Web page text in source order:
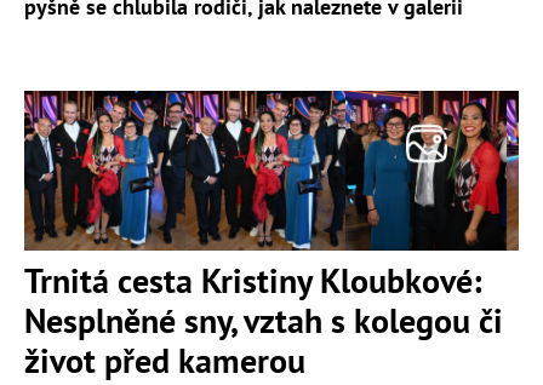
pyšně se chlubila rodiči, jak naleznete v galerii
Trnitá cesta Kristiny Kloubkové:
Nesplněné sny, vztah s kolegou či
život před kamerou